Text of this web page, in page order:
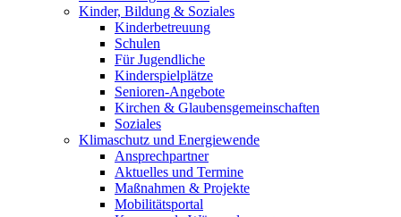
Kinder, Bildung & Soziales
Kinderbetreuung
Schulen
Für Jugendliche
Kinderspielplätze
Senioren-Angebote
Kirchen & Glaubensgemeinschaften
Soziales
Klimaschutz und Energiewende
Ansprechpartner
Aktuelles und Termine
Maßnahmen & Projekte
Mobilitätsportal